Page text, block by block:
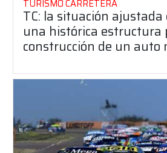
TURISMO CARRETERA
TC: la situación ajustada
una histórica estructura
construcción de un auto